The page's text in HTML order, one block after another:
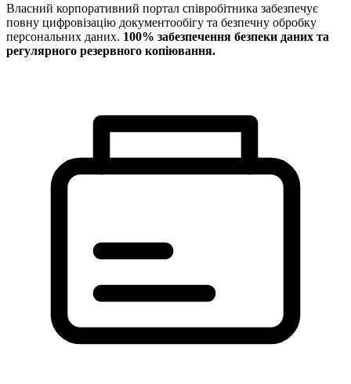
Власний корпоративний портал співробітника забезпечує
повну цифровізацію документообігу та безпечну обробку
персональних даних. 100% забезпечення безпеки даних та
регулярного резервного копіювання.